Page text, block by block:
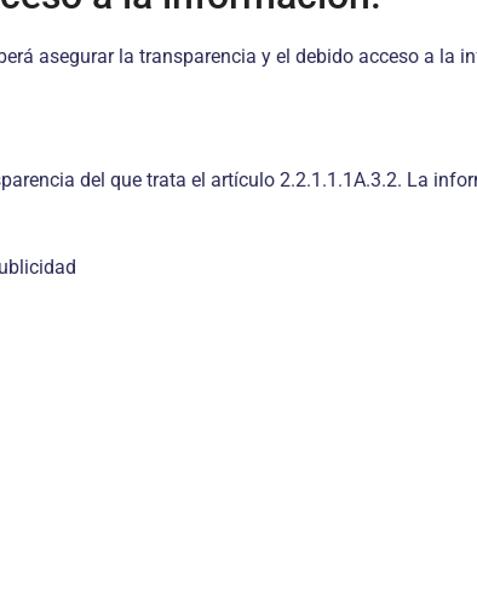
asegurar la transparencia y el debido acceso a la
del que trata el artículo 2.2.1.1.1A.3.2. La